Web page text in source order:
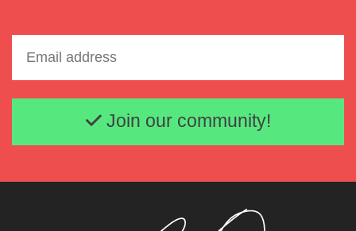
Email address
Join our community!